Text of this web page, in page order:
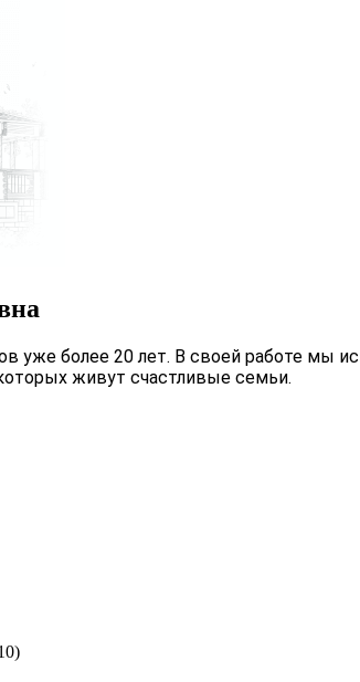
уже более 20 лет. В своей работе мы
живут счастливые семьи.